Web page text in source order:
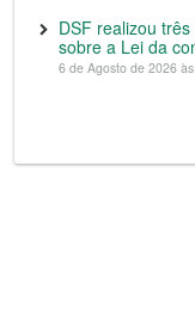
DSF realizou
sobre a Lei da
6 de Agosto de 2026